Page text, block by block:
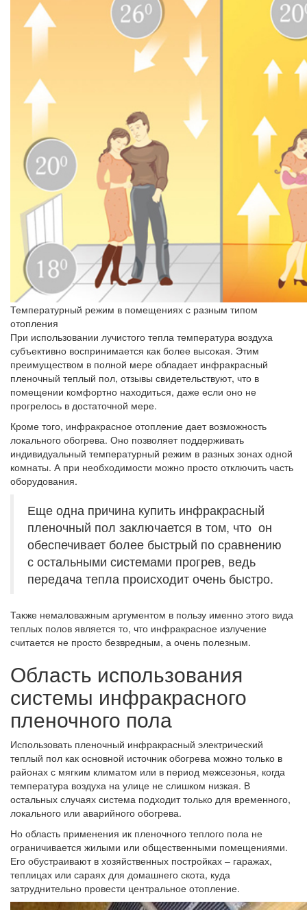
Температурный режим в помещениях с разным типом
отопления
При использовании лучистого тепла температура воздуха
субъективно воспринимается как более высокая. Этим
преимуществом в полной мере обладает инфракрасный
пленочный теплый пол, отзывы свидетельствуют, что в
помещении комфортно находиться, даже если оно не
прогрелось в достаточной мере.
Кроме того, инфракрасное отопление дает возможность
локального обогрева. Оно позволяет поддерживать
индивидуальный температурный режим в разных зонах одной
комнаты. А при необходимости можно просто отключить часть
оборудования.
Еще одна причина купить инфракрасный
пленочный пол заключается в том, что он
обеспечивает более быстрый по сравнению
с остальными системами прогрев, ведь
передача тепла происходит очень быстро.
Также немаловажным аргументом в пользу именно этого вида
теплых полов является то, что инфракрасное излучение
считается не просто безвредным, а очень полезным.
Область использования
системы инфракрасного
пленочного пола
Использовать пленочный инфракрасный электрический
теплый пол как основной источник обогрева можно только в
районах с мягким климатом или в период межсезонья, когда
температура воздуха на улице не слишком низкая. В
остальных случаях система подходит только для временного,
локального или аварийного обогрева.
Но область применения ик пленочного теплого пола не
ограничивается жилыми или общественными помещениями.
Его обустраивают в хозяйственных постройках – гаражах,
теплицах или сараях для домашнего скота, куда
затруднительно провести центральное отопление.